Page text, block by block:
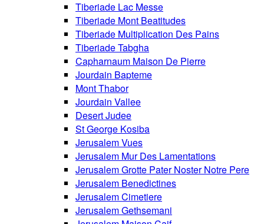
Tiberiade Lac Messe
Tiberiade Mont Beatitudes
Tiberiade Multiplication Des Pains
Tiberiade Tabgha
Capharnaum Maison De Pierre
Jourdain Bapteme
Mont Thabor
Jourdain Vallee
Desert Judee
St George Kosiba
Jerusalem Vues
Jerusalem Mur Des Lamentations
Jerusalem Grotte Pater Noster Notre Pere
Jerusalem Benedictines
Jerusalem Cimetiere
Jerusalem Gethsemani